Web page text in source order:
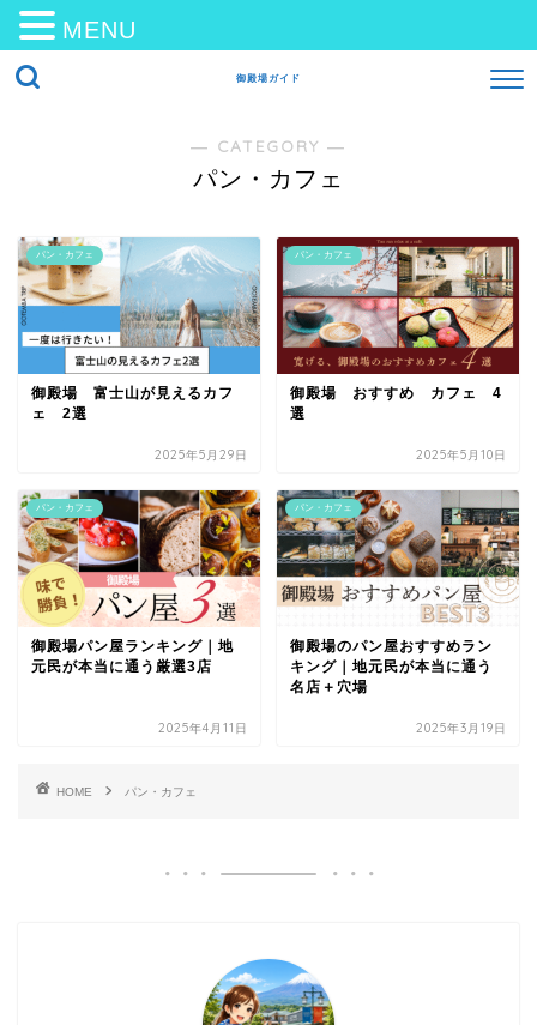
御殿場ガイド
― CATEGORY ―
パン・カフェ
パン・カフェ
御殿場 富士山が見えるカフ
ェ 2選
2025年5月29日
パン・カフェ
御殿場 おすすめ カフェ 4
選
2025年5月10日
パン・カフェ
御殿場パン屋ランキング｜地
元民が本当に通う厳選3店
2025年4月11日
パン・カフェ
御殿場のパン屋おすすめラン
キング｜地元民が本当に通う
名店＋穴場
2025年3月19日
HOME パン・カフェ
MENU